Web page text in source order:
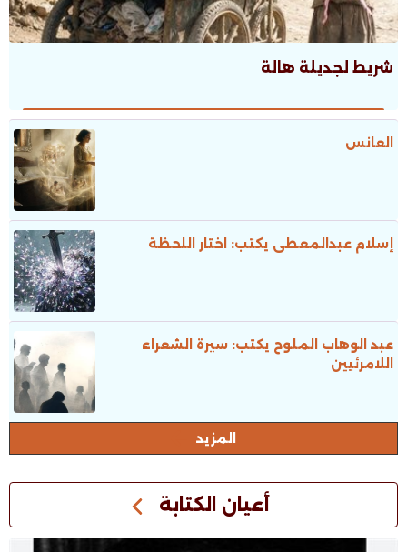
شريط لجديلة هالة
العانس
إسلام عبدالمعطى يكتب: اختار اللحظة
عبد الوهاب الملوح يكتب: سيرة الشعراء
اللامرئيين
المزيد
أعيان الكتابة